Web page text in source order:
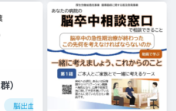
）
脳出血 くも膜下出血 脳卒中